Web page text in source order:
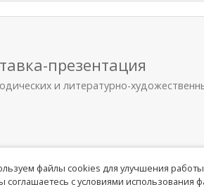
презентация
и литературно-
файлы cookies для улучшения работы
соглашаетесь с условиями использования